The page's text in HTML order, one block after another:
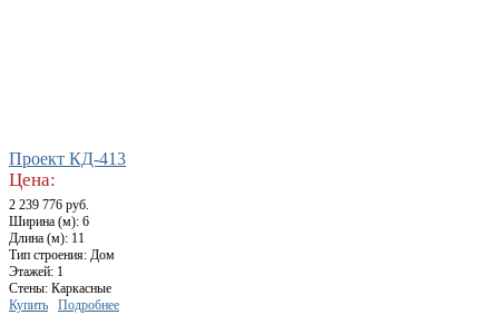
Проект КД-413
Цена:
2 239 776 руб.
Ширина (м): 6
Длина (м): 11
Тип строения: Дом
Этажей: 1
Стены: Каркасные
Купить
Подробнее